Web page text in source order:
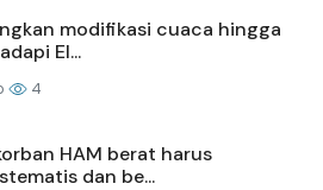
modifikasi cuaca hingga
El...
4
HAM berat harus
dan be...